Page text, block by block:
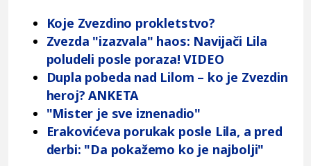
Koje Zvezdino prokletstvo?
Zvezda "izazvala" haos: Navijači Lila
poludeli posle poraza! VIDEO
Dupla pobeda nad Lilom – ko je Zvezdin
heroj? ANKETA
"Mister je sve iznenadio"
Erakovićeva porukak posle Lila, a pred
derbi: "Da pokažemo ko je najbolji"